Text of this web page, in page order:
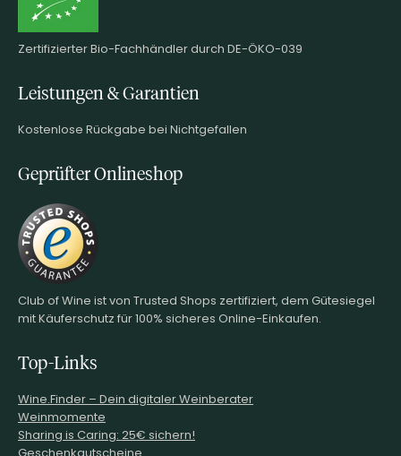
Zertifizierter Bio-Fachhändler durch DE-ÖKO-039
Leistungen & Garantien
Kostenlose Rückgabe bei Nichtgefallen
Geprüfter Onlineshop
Club of Wine ist von Trusted Shops zertifiziert, dem Gütesiegel
mit Käuferschutz für 100% sicheres Online-Einkaufen.
Top-Links
Wine.Finder – Dein digitaler Weinberater
Weinmomente
Sharing is Caring: 25€ sichern!
Geschenkgutscheine